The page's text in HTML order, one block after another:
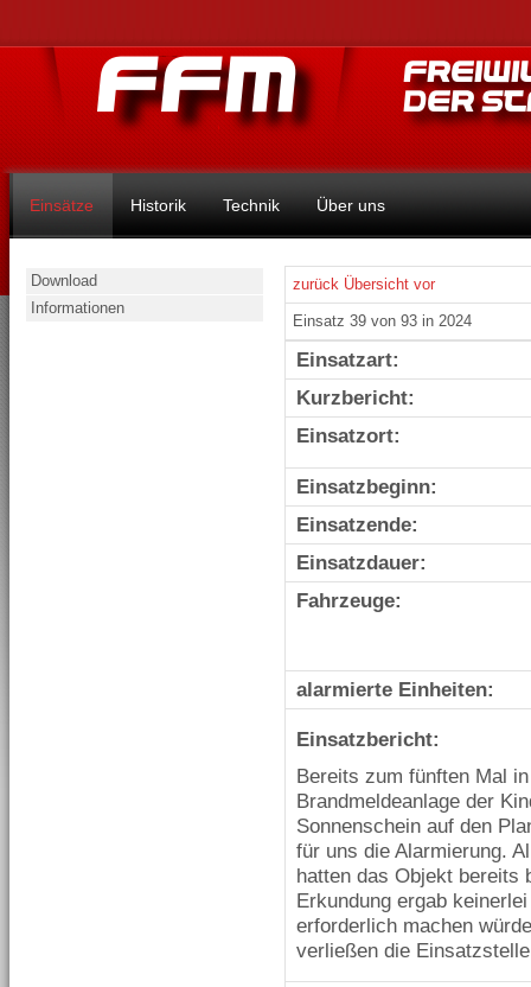
Einsätze Historik Technik Über uns
Download
Informationen
zurück Übersicht vor
Einsatz 39 von 93 in 2024
Einsatzart:
Kurzbericht:
Einsatzort:
Einsatzbeginn:
Einsatzende:
Einsatzdauer:
Fahrzeuge:
alarmierte Einheiten:
Einsatzbericht:
Bereits zum fünften Mal
Brandmeldeanlage der
Sonnenschein auf den
für uns die Alarmierung.
hatten das Objekt bereits
Erkundung ergab
erforderlich machen
verließen die